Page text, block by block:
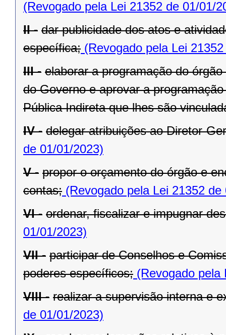
(Revogado pela Lei 21352 de 01/01/
II - dar publicidade dos atos e
específica; (Revogado pela Lei
III - elaborar a programação do
do Governo e aprovar a
Pública Indireta que lhes são
IV - delegar atribuições ao Diretor-
de 01/01/2023)
V - propor o orçamento do órgão e
contas; (Revogado pela Lei 21352 de
VI - ordenar, fiscalizar e impugnar
01/01/2023)
VII - participar de Conselhos e
poderes específicos; (Revogado pela
VIII - realizar a supervisão interna e
de 01/01/2023)